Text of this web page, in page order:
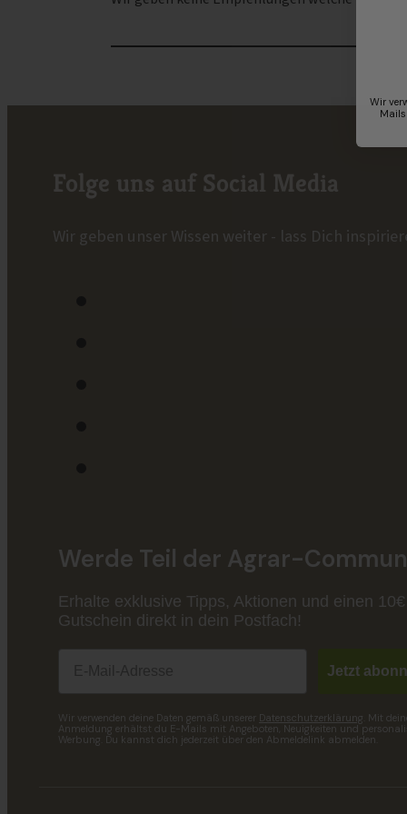
Folge uns auf Social Media
Wir geben unser Wissen weiter - lass Dich
Werde Teil der Agrar-
Erhalte exklusive Tipps, Aktionen und einen 10€
Gutschein direkt in dein Postfach!
Jetzt
Wir verwenden deine Daten gemäß unserer Datenschutzerklärung . Mit
Anmeldung erhältst du E-Mails mit Angeboten, Neuigkeiten und
Werbung. Du kannst dich jederzeit über den Abmeldelink abmelden.
Wir